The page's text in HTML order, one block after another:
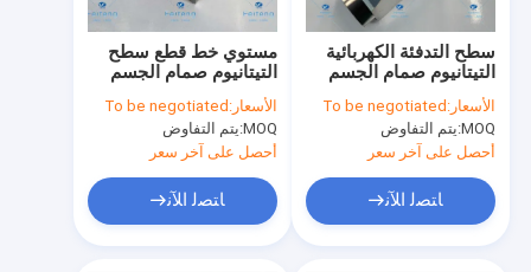
مستوي خط قطع سطح
التيتانيوم صمام الجسم
ASTM B348
الأسعار: To be negotiated
MOQ: يتم التفاوض
أحصل على آخر سعر
ﺎﺘﺼﻟ ﺍﻶﻧ
سطح التدفئة الكهربائية
التيتانيوم صمام الجسم
OEM ODM
الأسعار: To be negotiated
MOQ: يتم التفاوض
أحصل على آخر سعر
ﺎﺘﺼﻟ ﺍﻶﻧ